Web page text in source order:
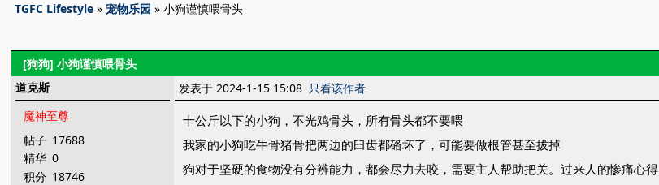
TGFC Lifestyle »宠物乐园 » 小狗谨慎喂骨头
[狗狗] 小狗谨慎喂骨头
道克斯
魔神至尊
帖子 17688
精华 0
积分 18746
发表于 2024-1-15 15:08 只看该作者
十公斤以下的小狗，不光鸡骨头，所有骨头都不要喂
我家的小狗吃牛骨猪骨把两边的臼齿都硌坏了，可能要做根管甚至拔掉
狗对于坚硬的食物没有分辨能力，都会尽力去咬，需要主人帮助把关。过来人的惨痛心得